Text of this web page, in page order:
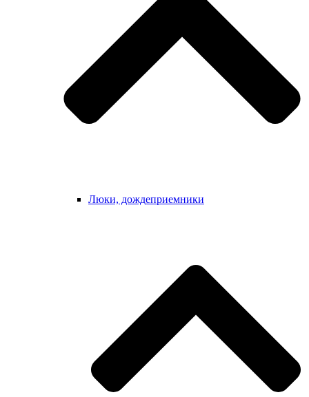
Люки, дождеприемники